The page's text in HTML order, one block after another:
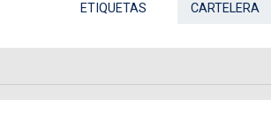
ETIQUETAS CARTELERA